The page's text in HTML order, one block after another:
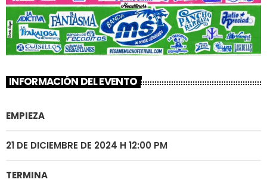
INFORMACIÓN DEL EVENTO
EMPIEZA
21 DE DICIEMBRE DE 2024 H 12:00 PM
TERMINA